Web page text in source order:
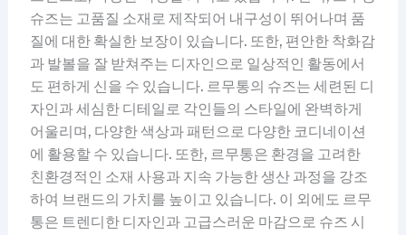
슈즈는 고품질 소재로 제작되어 내구성이 뛰어나며 품
질에 대한 확실한 보장이 있습니다. 또한, 편안한 착화감
과 발볼을 잘 받쳐주는 디자인으로 일상적인 활동에서
도 편하게 신을 수 있습니다. 르무통의 슈즈는 세련된 디
자인과 세심한 디테일로 각인들의 스타일에 완벽하게
어울리며, 다양한 색상과 패턴으로 다양한 코디네이션
에 활용할 수 있습니다. 또한, 르무통은 환경을 고려한
친환경적인 소재 사용과 지속 가능한 생산 과정을 강조
하여 브랜드의 가치를 높이고 있습니다. 이 외에도 르무
통은 트렌디한 디자인과 고급스러운 마감으로 슈즈 시